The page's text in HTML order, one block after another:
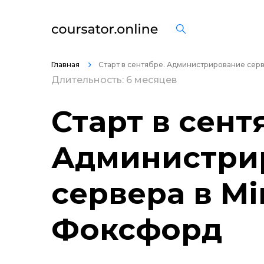
Главная Старт в сентябре. Администрирование
Длительность: 6 месяцев
Старт в
сервера в
Фоксфорд